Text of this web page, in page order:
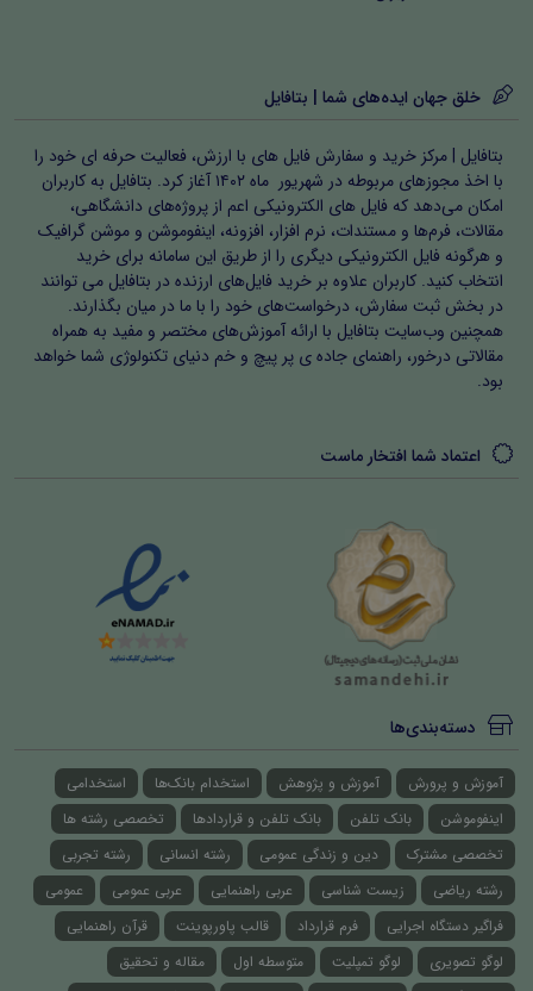
خلق جهان ایده‌های شما | بتافایل
بتافایل | مرکز خرید و سفارش فایل های با ارزش، فعالیت حرفه ای خود را
با اخذ مجوزهای مربوطه در شهریور ماه ۱۴۰۲ آغاز کرد. بتافایل به کاربران
امکان می‌دهد که فایل های الکترونیکی اعم از پروژه‌های دانشگاهی،
مقالات، فرم‌ها و مستندات، نرم افزار، افزونه، اینفوموشن و موشن گرافیک
و هرگونه فایل الکترونیکی دیگری را از طریق این سامانه برای خرید
انتخاب کنید. کاربران علاوه بر خرید فایل‌های ارزنده در بتافایل می توانند
در بخش ثبت سفارش، درخواست‌های خود را با ما در میان بگذارند.
همچنین وب‌سایت بتافایل با ارائه آموزش‌های مختصر و مفید به همراه
مقالاتی درخور، راهنمای جاده ی پر پیچ و خم دنیای تکنولوژی شما خواهد
بود.
اعتماد شما افتخار ماست
دسته‌بندی‌ها
آموزش و پرورش آموزش و پژوهش استخدام بانک‌ها
استخدامی
اینفوموشن
بانک تلفن بانک تلفن و قراردادها
تخصصی رشته ها
تخصصی مشترک
دین و زندگی عمومی رشته انسانی
رشته تجربی
رشته ریاضی
زیست شناسی عربی راهنمایی عربی عمومی
عمومی
فراگیر دستگاه اجرایی
فرم قرارداد قالب پاورپوینت
قرآن راهنمایی
لوگو تصویری
لوگو تمپلیت متوسطه اول
مقاله و تحقیق